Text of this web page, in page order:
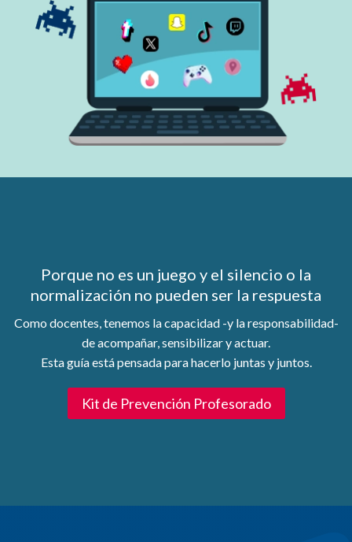
Porque no es un juego y el silencio o la
normalización no pueden ser la respuesta
Como docentes, tenemos la capacidad -y la responsabilidad-
de acompañar, sensibilizar y actuar.
Esta guía está pensada para hacerlo juntas y juntos.
Kit de Prevención Profesorado